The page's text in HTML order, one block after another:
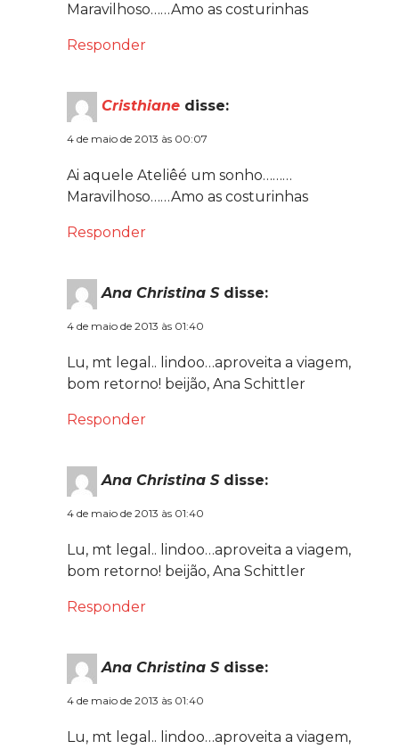
Maravilhoso……Amo as costurinhas
Responder
Cristhiane disse:
4 de maio de 2013 às 00:07
Ai aquele Ateliêé um sonho………
Maravilhoso……Amo as costurinhas
Responder
Ana Christina S disse:
4 de maio de 2013 às 01:40
Lu, mt legal.. lindoo…aproveita a viagem,
bom retorno! beijão, Ana Schittler
Responder
Ana Christina S disse:
4 de maio de 2013 às 01:40
Lu, mt legal.. lindoo…aproveita a viagem,
bom retorno! beijão, Ana Schittler
Responder
Ana Christina S disse:
4 de maio de 2013 às 01:40
Lu, mt legal.. lindoo…aproveita a viagem,